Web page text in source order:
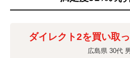
ダイレクト2を買い取
広島県 30代